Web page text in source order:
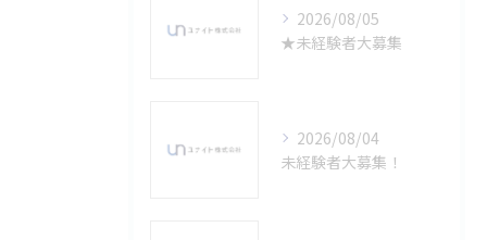
2026/08/05
★未経験者大募集
2026/08/04
未経験者大募集！